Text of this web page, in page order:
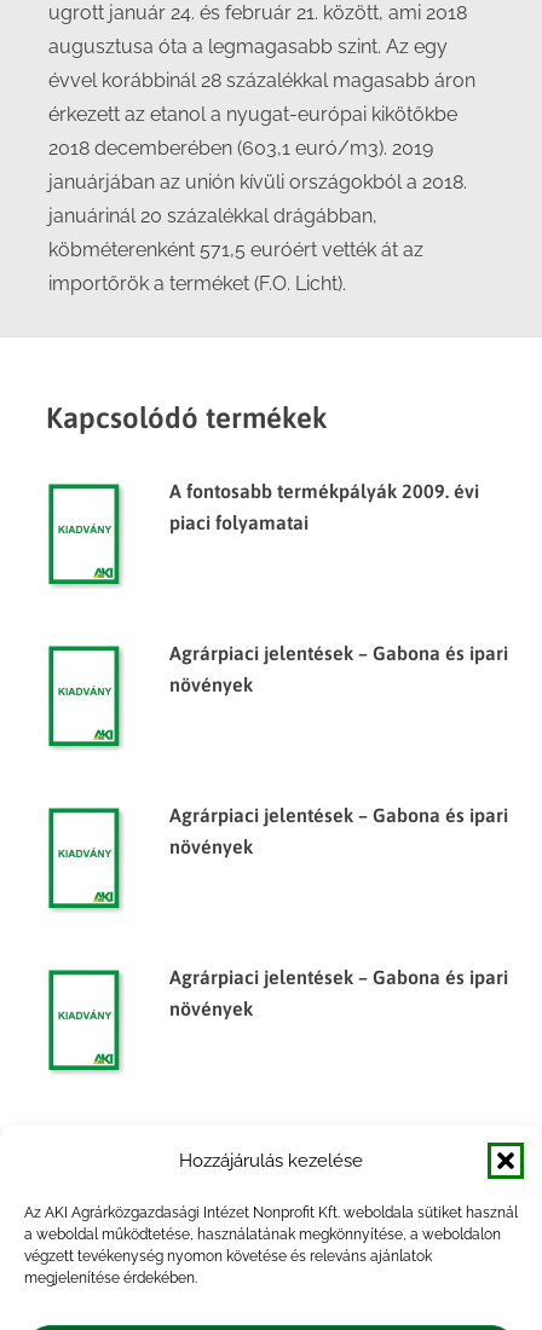
Hozzájárulás kezelése
Az AKI Agrárközgazdasági Intézet Nonprofit Kft. weboldala sütiket használ
a weboldal működtetése, használatának megkönnyítése, a weboldalon
végzett tevékenység nyomon követése és releváns ajánlatok
megjelenítése érdekében.
ugrott január 24. és február 21. között, ami 2018
augusztusa óta a legmagasabb szint. Az egy
évvel korábbinál 28 százalékkal magasabb áron
érkezett az etanol a nyugat-európai kikötőkbe
2018 decemberében (603,1 euró/m3). 2019
januárjában az unión kívüli országokból a 2018.
januárinál 20 százalékkal drágábban,
köbméterenként 571,5 euróért vették át az
importőrök a terméket (F.O. Licht).
Kapcsolódó termékek
A fontosabb termékpályák 2009. évi
piaci folyamatai
Agrárpiaci jelentések – Gabona és ipari
növények
Agrárpiaci jelentések – Gabona és ipari
növények
Agrárpiaci jelentések – Gabona és ipari
növények
Agrárpiaci jelentések – Gabona és ipari
növények